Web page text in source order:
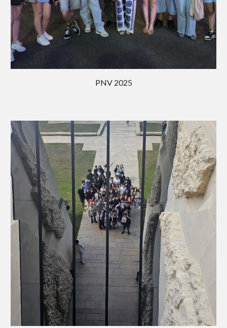
PNV 2025